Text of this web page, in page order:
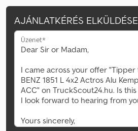
AJÁNLATKÉRÉS ELKÜLDÉSE
Üzenet*